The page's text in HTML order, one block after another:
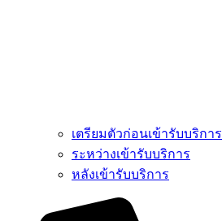
เตรียมตัวก่อนเข้ารับบริการ
ระหว่างเข้ารับบริการ
หลังเข้ารับบริการ